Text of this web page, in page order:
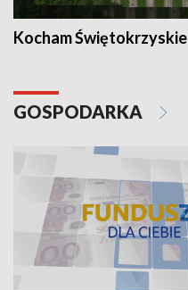
Kocham Świętokrzyskie
GOSPODARKA